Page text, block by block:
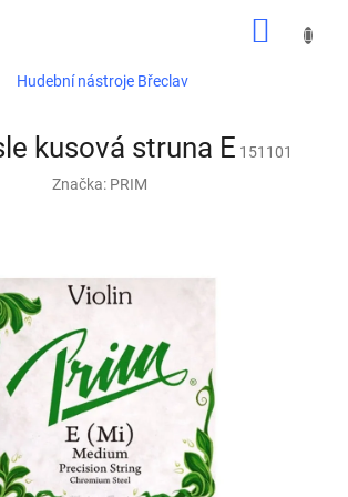
Hudební nástroje Břeclav
kusová struna E 151101
Značka: PRIM